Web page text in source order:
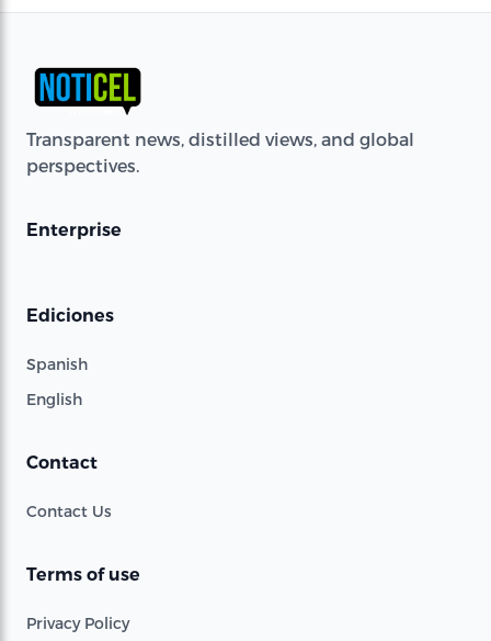
Transparent news, distilled views, and global
perspectives.
Enterprise
Ediciones
Spanish
English
Contact
Contact Us
Terms of use
Privacy Policy